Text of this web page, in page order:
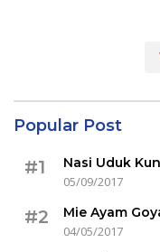
Popular Post
#1
Nasi Uduk
05/09/2017
#2
Mie Ayam
04/05/2017